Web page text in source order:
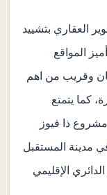
العقاري بتشييد
المواقع
وقريب من اهم
كما يتمتع
ذا فيوز
في مدينة المستقبل
الإقليمي